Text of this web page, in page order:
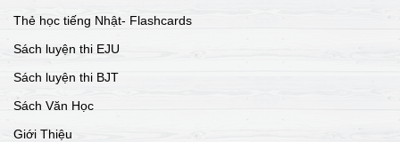
Thẻ học tiếng Nhật- Flashcards
Sách luyện thi EJU
Sách luyện thi BJT
Sách Văn Học
Giới Thiệu